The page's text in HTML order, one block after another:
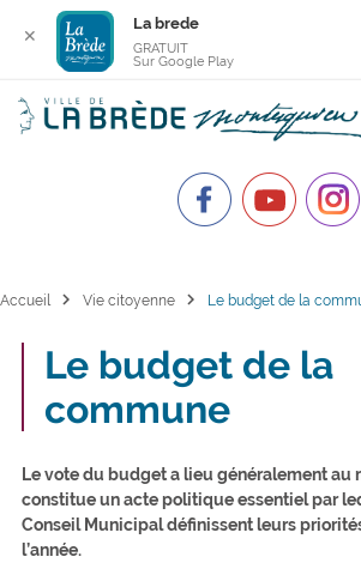
Accueil chevron_right Vie citoyenne chevron_right Le budget de la
Le budget de la
commune
Le vote du budget a lieu généralement au
constitue un acte politique essentiel par
Conseil Municipal définissent leurs
l’année.
✕
La brede
GRATUIT
Sur Google Play